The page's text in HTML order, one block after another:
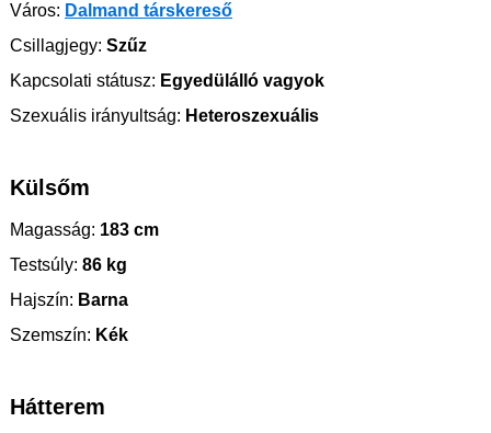
Város: Dalmand társkereső
Csillagjegy: Szűz
Kapcsolati státusz: Egyedülálló vagyok
Szexuális irányultság: Heteroszexuális
Külsőm
Magasság: 183 cm
Testsúly: 86 kg
Hajszín: Barna
Szemszín: Kék
Hátterem